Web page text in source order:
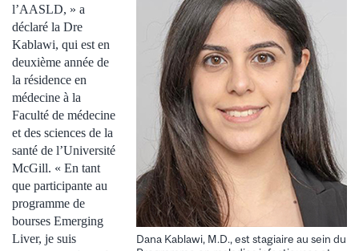
Dana Kablawi, M.D., est stagiaire au sein du
l’AASLD, » a
déclaré la Dre
Kablawi, qui est en
deuxième année de
la résidence en
médecine à la
Faculté de médecine
et des sciences de la
santé de l’Université
McGill. « En tant
que participante au
programme de
bourses Emerging
Liver, je suis